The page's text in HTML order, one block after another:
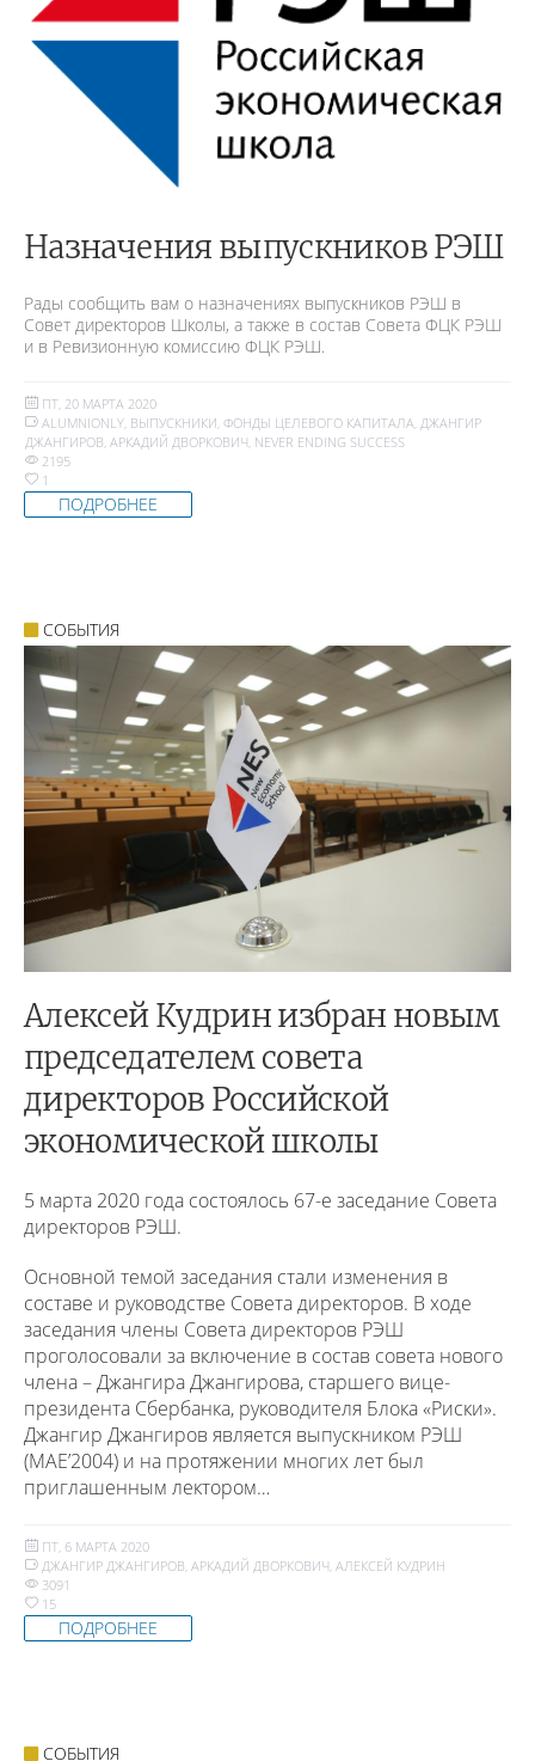
Назначения выпускников РЭШ
Рады сообщить вам о назначениях выпускников РЭШ в
Совет директоров Школы, а также в состав Совета ФЦК РЭШ
и в Ревизионную комиссию ФЦК РЭШ.
ПТ, 20 МАРТА 2020
ALUMNIONLY, ВЫПУСКНИКИ, ФОНДЫ ЦЕЛЕВОГО КАПИТАЛА, ДЖАНГИР
ДЖАНГИРОВ, АРКАДИЙ ДВОРКОВИЧ, NEVER ENDING SUCCESS
2195
1
ПОДРОБНЕЕ
СОБЫТИЯ
Алексей Кудрин избран новым
председателем совета
директоров Российской
экономической школы
5 марта 2020 года состоялось 67-е заседание Совета
директоров РЭШ.
Основной темой заседания стали изменения в
составе и руководстве Совета директоров. В ходе
заседания члены Совета директоров РЭШ
проголосовали за включение в состав совета нового
члена – Джангира Джангирова, старшего вице-
президента Сбербанка, руководителя Блока «Риски».
Джангир Джангиров является выпускником РЭШ
(MAE’2004) и на протяжении многих лет был
приглашенным лектором…
ПТ, 6 МАРТА 2020
ДЖАНГИР ДЖАНГИРОВ, АРКАДИЙ ДВОРКОВИЧ, АЛЕКСЕЙ КУДРИН
3091
15
ПОДРОБНЕЕ
СОБЫТИЯ